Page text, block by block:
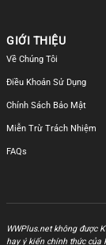
GIỚI THIỆU
Về Chúng Tôi
Điều Khoản Sử Dụng
Chính Sách Bảo Mật
Miễn Trừ Trách Nhiệm
FAQs
WWPlus.net không được
hay ý kiến chính thức của